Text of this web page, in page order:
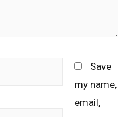
Save
my name,
email,